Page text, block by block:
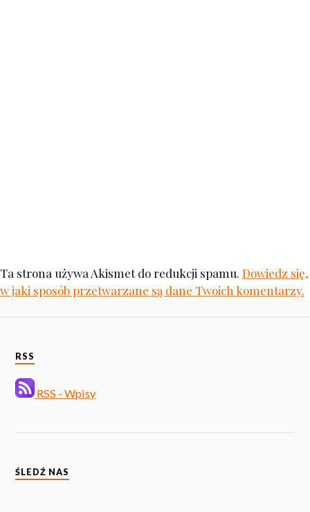
Ta strona używa Akismet do redukcji spamu. Dowiedz się,
w jaki sposób przetwarzane są dane Twoich komentarzy.
RSS
RSS - Wpisy
ŚLEDŹ NAS